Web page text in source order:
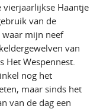
vierjaarlijkse Haantje
van de
mijn neef
van
Wespennest.
nog het
maar sinds het
van de dag een